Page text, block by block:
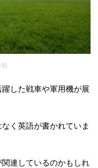
観
した戦車や軍用機が展
く英語が書かれていま
連しているのかもしれ